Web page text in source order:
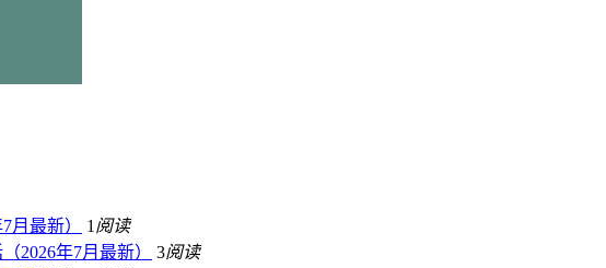
月最新） 1 阅读
2026年7月最新）
3阅读